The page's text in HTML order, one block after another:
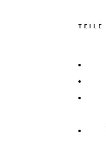
TEILE